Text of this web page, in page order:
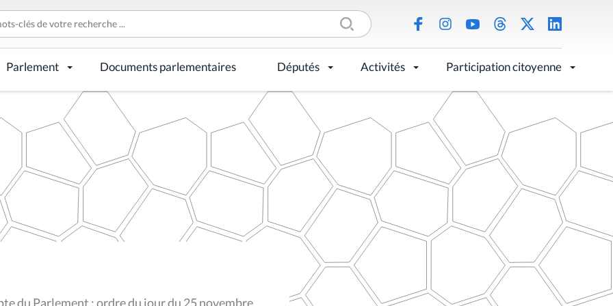
Parlement Documents parlementaires Députés Activités Participation citoyenne
du Parlement : ordre du jour du 25 novembre